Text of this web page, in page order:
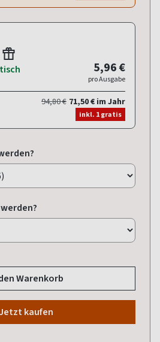
5,96 €
pro Ausgabe
94,80 € 71,50 € im Jahr
inkl. 1 gratis
Warenkorb
kaufen